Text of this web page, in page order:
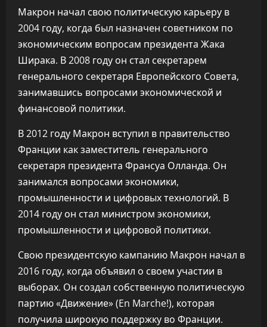
Макрон начал свою политическую карьеру в
2004 году, когда был назначен советником по
экономическим вопросам президента Жака
Ширака. В 2008 году он стал секретарем
генерального секретаря Европейского Совета,
занимавшись вопросами экономической и
финансовой политики.
В 2012 году Макрон вступил в правительство
Франции как заместитель генерального
секретаря президента Франсуа Олланда. Он
занимался вопросами экономики,
промышленности и цифровых технологий. В
2014 году он стал министром экономики,
промышленности и цифровой политики.
Свою президентскую кампанию Макрон начал в
2016 году, когда объявил о своем участии в
выборах. Он создал собственную политическую
партию «Движение» (En Marche!), которая
получила широкую поддержку во Франции.